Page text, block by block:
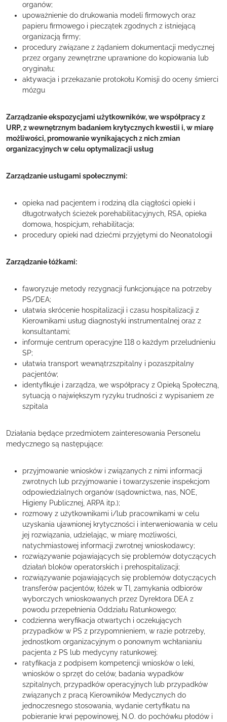
organów;
upoważnienie do drukowania modeli firmowych oraz
papieru firmowego i pieczątek zgodnych z istniejącą
organizacją firmy;
procedury związane z żądaniem dokumentacji medycznej
przez organy zewnętrzne uprawnione do kopiowania lub
oryginału;
aktywacja i przekazanie protokołu Komisji do oceny śmierci
mózgu
Zarządzanie ekspozycjami użytkowników, we współpracy z
URP, z wewnętrznym badaniem krytycznych kwestii i, w miarę
możliwości, promowanie wynikających z nich zmian
organizacyjnych w celu optymalizacji usług
Zarządzanie usługami społecznymi:
opieka nad pacjentem i rodziną dla ciągłości opieki i
długotrwałych ścieżek porehabilitacyjnych, RSA, opieka
domowa, hospicjum, rehabilitacja;
procedury opieki nad dziećmi przyjętymi do Neonatologii
Zarządzanie łóżkami:
faworyzuje metody rezygnacji funkcjonujące na potrzeby
PS/DEA;
ułatwia skrócenie hospitalizacji i czasu hospitalizacji z
Kierownikami usług diagnostyki instrumentalnej oraz z
konsultantami;
informuje centrum operacyjne 118 o każdym przeludnieniu
SP;
ułatwia transport wewnątrzszpitalny i pozaszpitalny
pacjentów;
identyfikuje i zarządza, we współpracy z Opieką Społeczną,
sytuacją o największym ryzyku trudności z wypisaniem ze
szpitala
Działania będące przedmiotem zainteresowania Personelu
medycznego są następujące:
przyjmowanie wniosków i związanych z nimi informacji
zwrotnych lub przyjmowanie i towarzyszenie inspekcjom
odpowiedzialnych organów (sądownictwa, nas, NOE,
Higieny Publicznej, ARPA itp.);
rozmowy z użytkownikami i/lub pracownikami w celu
uzyskania ujawnionej krytyczności i interweniowania w celu
jej rozwiązania, udzielając, w miarę możliwości,
natychmiastowej informacji zwrotnej wnioskodawcy;
rozwiązywanie pojawiających się problemów dotyczących
działań bloków operatorskich i prehospitalizacji;
rozwiązywanie pojawiających się problemów dotyczących
transferów pacjentów, łóżek w TI, zamykania odbiorów
wyborczych wnioskowanych przez Dyrektora DEA z
powodu przepełnienia Oddziału Ratunkowego;
codzienna weryfikacja otwartych i oczekujących
przypadków w PS z przypomnieniem, w razie potrzeby,
jednostkom organizacyjnym o ponownym wchłanianiu
pacjenta z PS lub medycyny ratunkowej;
ratyfikacja z podpisem kompetencji wniosków o leki,
wniosków o sprzęt do celów, badania wypadków
szpitalnych, przypadków operacyjnych lub przypadków
związanych z pracą Kierowników Medycznych do
jednoczesnego stosowania, wydanie certyfikatu na
pobieranie krwi pępowinowej, N.O. do pochówku płodów i